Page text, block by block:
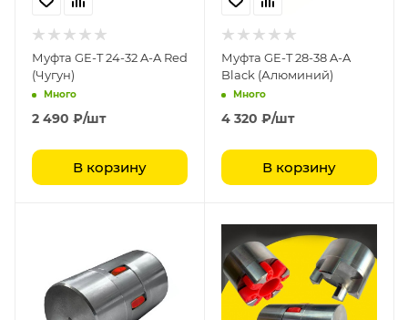
Муфта GE-T 24-32 A-A Red
(Чугун)
Много
2 490 ₽/шт
В корзину
Муфта GE-T 28-38 A-A
Black (Алюминий)
Много
4 320 ₽/шт
В корзину